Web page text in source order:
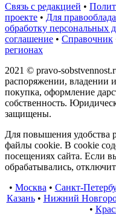
Связь с редакцией •
проекте • Для
обработку персональных
соглашение • Справочник
регионах
2021 © pravo-
распоряжении, владении
покупка, оформление
собственность.
защищены.
Для повышения удобства
файлы cookie. В cookie
посещениях сайта. Если
обрабатывались,
• Москва • Санкт-
Казань• Нижний
•